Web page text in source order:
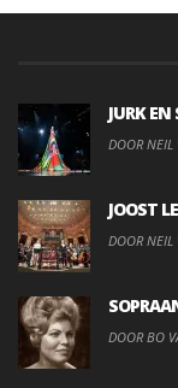
JURK
DOOR NEIL
JOOST
DOOR NEIL
DOOR BO